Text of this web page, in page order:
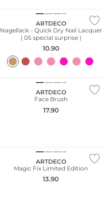
ARTDECO
Nagellack - Quick Dry Nail Lacquer
( 05 special surprise )
10.90
ARTDECO
Face Brush
17.90
ARTDECO
Magic Fix Limited Edition
13.90